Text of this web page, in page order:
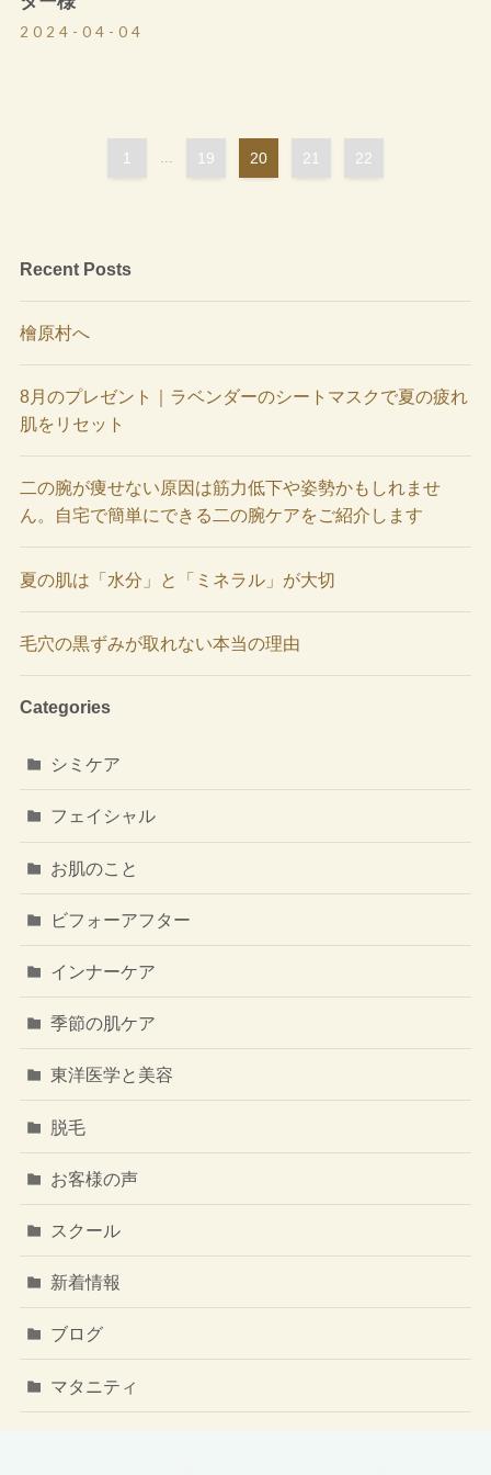
2024-04-04
1 ... 19 20 21 22
Recent Posts
檜原村へ
8月のプレゼント｜ラベンダーのシートマスクで夏の疲れ
肌をリセット
二の腕が痩せない原因は筋力低下や姿勢かもしれませ
ん。自宅で簡単にできる二の腕ケアをご紹介します
夏の肌は「水分」と「ミネラル」が大切
毛穴の黒ずみが取れない本当の理由
Categories
シミケア
フェイシャル
お肌のこと
ビフォーアフター
インナーケア
季節の肌ケア
東洋医学と美容
脱毛
お客様の声
スクール
新着情報
ブログ
マタニティ